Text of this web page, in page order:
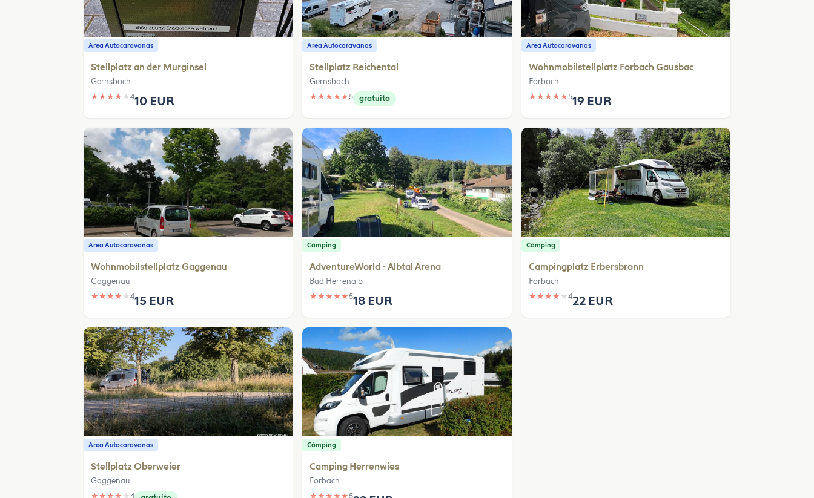
Area Autocaravanas
Stellplatz an der Murginsel
Gernsbach
★ ★ ★ ★ ★ 410 EUR
Area Autocaravanas
Stellplatz Reichental
Gernsbach
★ ★ ★ ★ ★5 gratuito
Area Autocaravanas
Wohnmobilstellplatz Forbach Gausbac
Forbach
★ ★ ★ ★ ★519 EUR
Area Autocaravanas
Wohnmobilstellplatz Gaggenau
Gaggenau
★ ★ ★ ★ ★ 415 EUR
Cámping
AdventureWorld - Albtal Arena
Bad Herrenalb
★ ★ ★ ★ ★518 EUR
Cámping
Campingplatz Erbersbronn
Forbach
★ ★ ★ ★ ★ 422 EUR
Area Autocaravanas
Stellplatz Oberweier
Gaggenau
★ ★ ★ ★ ★ 4
Cámping
Camping Herrenwies
Forbach
★ ★ ★ ★ ★5